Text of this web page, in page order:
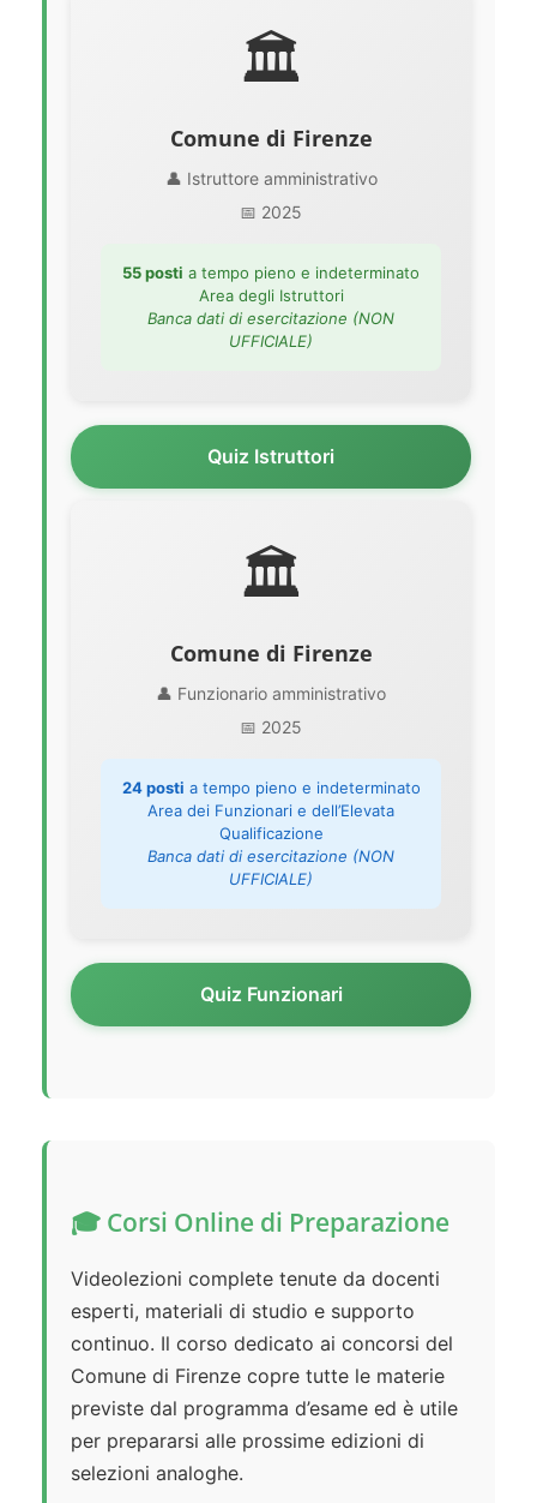
🏛️
Comune di Firenze
👤 Istruttore amministrativo
📅 2025
55 posti a tempo pieno e indeterminato
Area degli Istruttori
Banca dati di esercitazione (NON
UFFICIALE)
Quiz Istruttori
🏛️
Comune di Firenze
👤 Funzionario amministrativo
📅 2025
24 posti a tempo pieno e indeterminato
Area dei Funzionari e dell’Elevata
Qualificazione
Banca dati di esercitazione (NON
UFFICIALE)
Quiz Funzionari
🎓 Corsi Online di Preparazione
Videolezioni complete tenute da docenti
esperti, materiali di studio e supporto
continuo. Il corso dedicato ai concorsi del
Comune di Firenze copre tutte le materie
previste dal programma d’esame ed è utile
per prepararsi alle prossime edizioni di
selezioni analoghe.